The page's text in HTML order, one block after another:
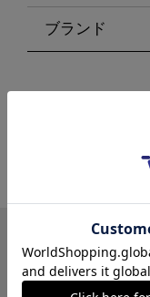
ブランド